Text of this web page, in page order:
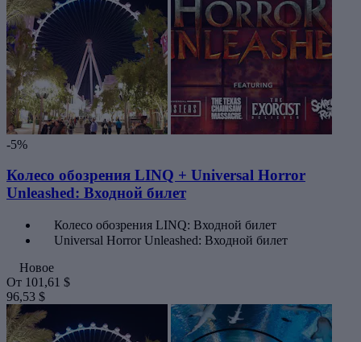
-5%
Колесо обозрения LINQ + Universal Horror
Unleashed: Входной билет
Колесо обозрения LINQ: Входной билет
Universal Horror Unleashed: Входной билет
Новое
От 101,61 $
96,53 $